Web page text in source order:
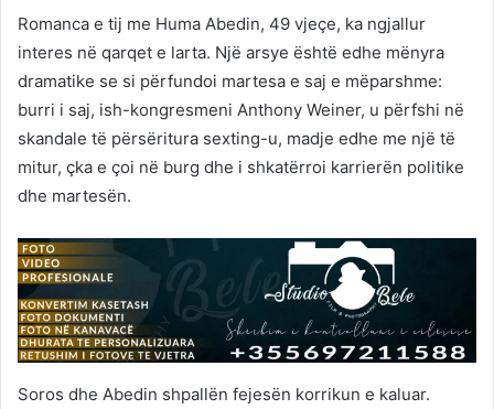
Romanca e tij me Huma Abedin, 49 vjeçe, ka ngjallur
interes në qarqet e larta. Një arsye është edhe mënyra
dramatike se si përfundoi martesa e saj e mëparshme:
burri i saj, ish-kongresmeni Anthony Weiner, u përfshi në
skandale të përsëritura sexting-u, madje edhe me një të
mitur, çka e çoi në burg dhe i shkatërroi karrierën politike
dhe martesën.
Soros dhe Abedin shpallën fejesën korrikun e kaluar.